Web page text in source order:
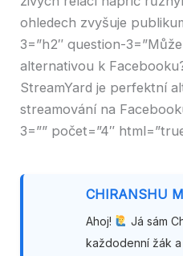
ohledech zvyšuje
3=”h2″ question-
alternativou k
StreamYard je perfektní
streamování na
3=”” počet=”4″
CHIRANSHU
Ahoj!
Já sám
každodenní žák